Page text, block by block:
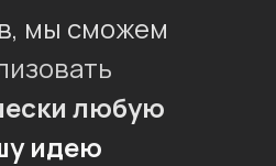
мы сможем
любую
идею